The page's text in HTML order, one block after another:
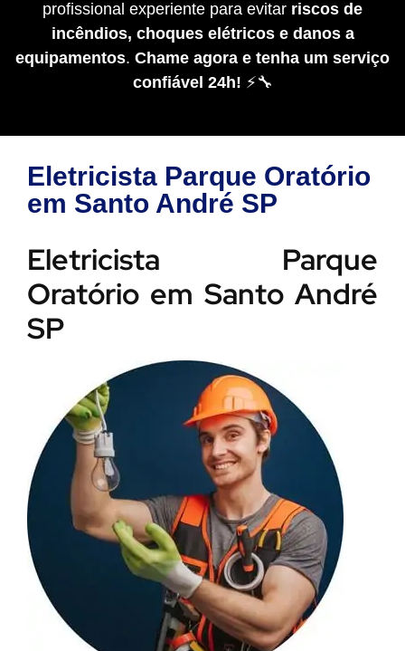
profissional experiente para evitar riscos de
incêndios, choques elétricos e danos a
equipamentos. Chame agora e tenha um serviço
confiável 24h! ⚡🔧
Eletricista Parque Oratório
em Santo André SP
Eletricista Parque
Oratório em Santo André
SP